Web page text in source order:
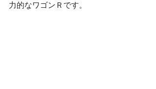
力的なワゴンＲです。